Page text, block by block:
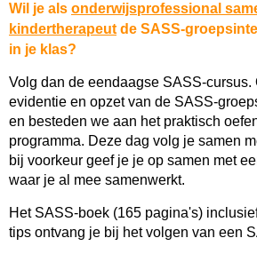
Wil je als onderwijsprofessional
kindertherapeut de SASS-
in je klas?
Volg dan de eendaagse SASS-cursus.
evidentie en opzet van de SASS-
en besteden we aan het praktisch
programma. Deze dag volg je samen
bij voorkeur geef je je op samen met
waar je al mee samenwerkt.
Het SASS-boek (165 pagina's)
tips ontvang je bij het volgen van een